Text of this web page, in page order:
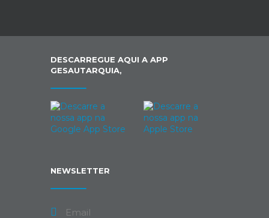
DESCARREGUE AQUI A APP
GESAUTARQUIA,
NEWSLETTER